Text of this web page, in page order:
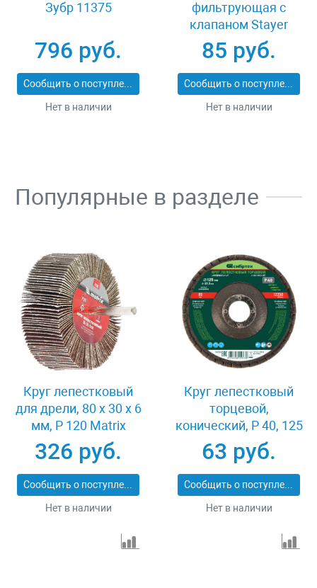
Зубр 11375
796 руб.
Сообщить о поступлении
Нет в наличии
фильтрующая с
клапаном Stayer
MASTER 11116
85 руб.
Сообщить о поступлении
Нет в наличии
Популярные в разделе
Круг лепестковый
для дрели, 80 х 30 х 6
мм, P 120 Matrix
74146
326 руб.
Сообщить о поступлении
Нет в наличии
Круг лепестковый
торцевой,
конический, Р 40, 125
х 22.2 мм Сибртех
74083
63 руб.
Сообщить о поступлении
Нет в наличии